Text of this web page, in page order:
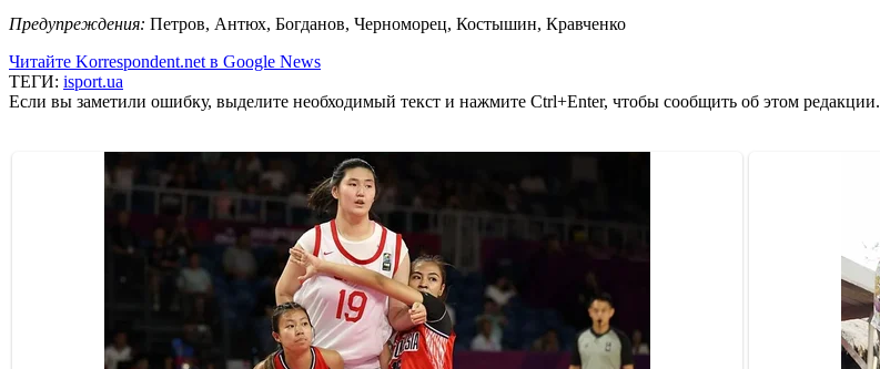
Предупреждения: Петров, Антюх, Богданов, Черноморец, Костышин, Кравченко
Читайте Korrespondent.net в Google News
ТЕГИ: isport.ua
Если вы заметили ошибку, выделите необходимый текст и нажмите Ctrl+Enter, чтобы сообщить об этом редакции.